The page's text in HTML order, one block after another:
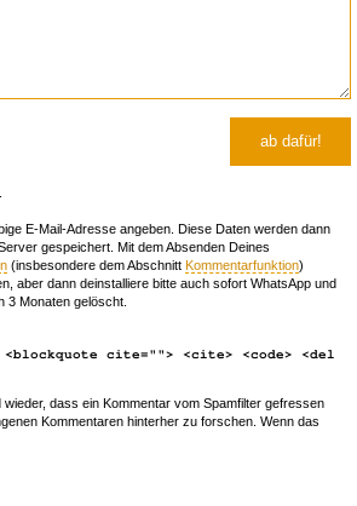
E-Mail-Adresse angeben. Diese Daten werden dann
gespeichert. Mit dem Absenden Deines
(insbesondere dem Abschnitt Kommentarfunktion)
aber dann deinstalliere bitte auch sofort WhatsApp und
Monaten gelöscht.
cite=""> <cite> <code> <del
dass ein Kommentar vom Spamfilter gefressen
Kommentaren hinterher zu forschen. Wenn das